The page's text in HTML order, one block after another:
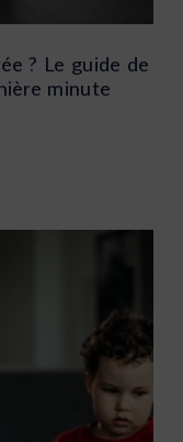
? Le guide de
minute